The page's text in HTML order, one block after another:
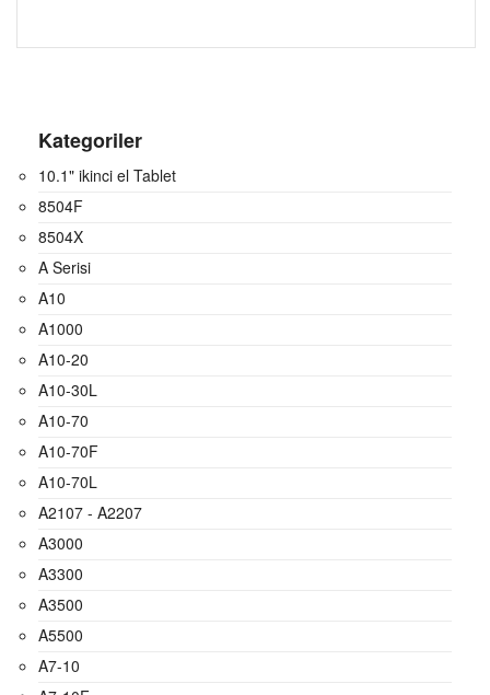
Kategoriler
10.1" ikinci el Tablet
8504F
8504X
A Serisi
A10
A1000
A10-20
A10-30L
A10-70
A10-70F
A10-70L
A2107 - A2207
A3000
A3300
A3500
A5500
A7-10